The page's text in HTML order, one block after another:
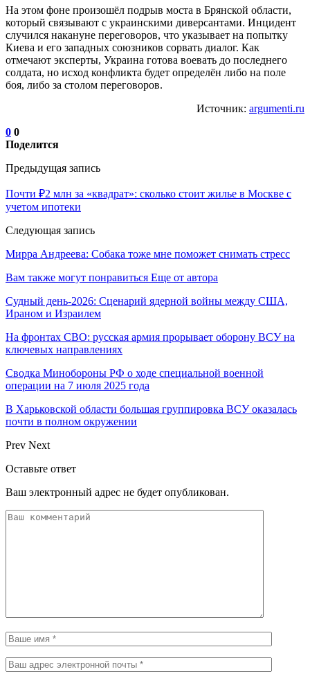
На этом фоне произошёл подрыв моста в Брянской области,
который связывают с украинскими диверсантами. Инцидент
случился накануне переговоров, что указывает на попытку
Киева и его западных союзников сорвать диалог. Как
отмечают эксперты, Украина готова воевать до последнего
солдата, но исход конфликта будет определён либо на поле
боя, либо за столом переговоров.
Источник: argumenti.ru
0 0
Поделится
Предыдущая запись
Почти ₽2 млн за «квадрат»: сколько стоит жилье в Москве с
учетом ипотеки
Следующая запись
Мирра Андреева: Собака тоже мне поможет снимать стресс
Вам также могут понравиться Еще от автора
Судный день-2026: Сценарий ядерной войны между США,
Ираном и Израилем
На фронтах СВО: русская армия прорывает оборону ВСУ на
ключевых направлениях
Сводка Минобороны РФ о ходе специальной военной
операции на 7 июля 2025 года
В Харьковской области большая группировка ВСУ оказалась
почти в полном окружении
Prev Next
Оставьте ответ
Ваш электронный адрес не будет опубликован.